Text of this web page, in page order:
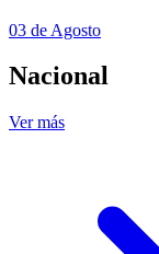
03 de Agosto
Nacional
Ver más